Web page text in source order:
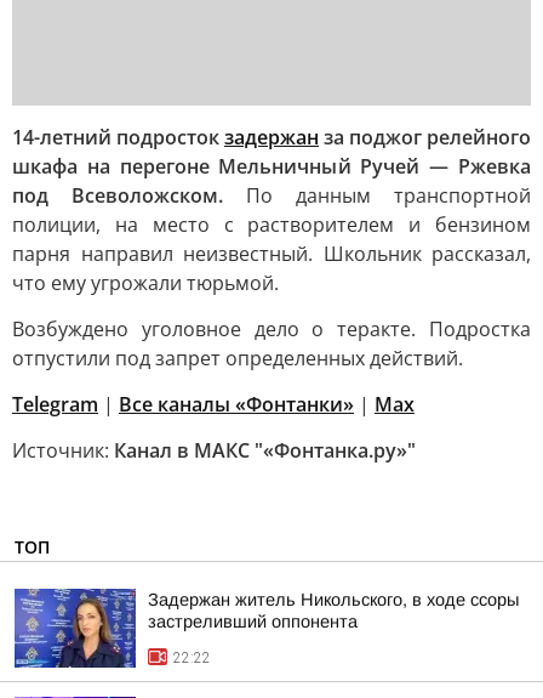
14-летний подростокзадержан за поджог релейного
шкафа на перегоне Мельничный Ручей — Ржевка
под Всеволожском. По данным транспортной
полиции, на место с растворителем и бензином
парня направил неизвестный. Школьник рассказал,
что ему угрожали тюрьмой.
Возбуждено уголовное дело о теракте. Подростка
отпустили под запрет определенных действий.
Telegram | Все каналы «Фонтанки» | Max
Источник: Канал в МАКС "«Фонтанка.ру»"
ТОП
Задержан житель Никольского, в ходе ссоры
застреливший оппонента
22:22